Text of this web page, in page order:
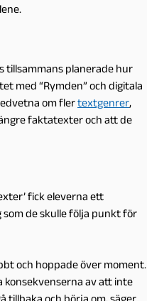
tillsammans planerade hur
med “Rymden” och digitala
om flertextgenrer,
faktatexter och att de
fick eleverna ett
de skulle följa punkt för
och hoppade över moment.
konsekvenserna av att inte
tillbaka och börja om, säger